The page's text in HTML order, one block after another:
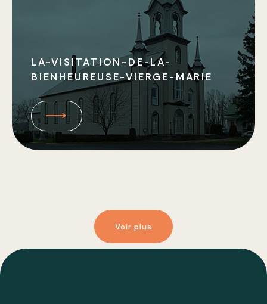
LA-VISITATION-DE-LA-
BIENHEUREUSE-VIERGE-MARIE
Voir plus